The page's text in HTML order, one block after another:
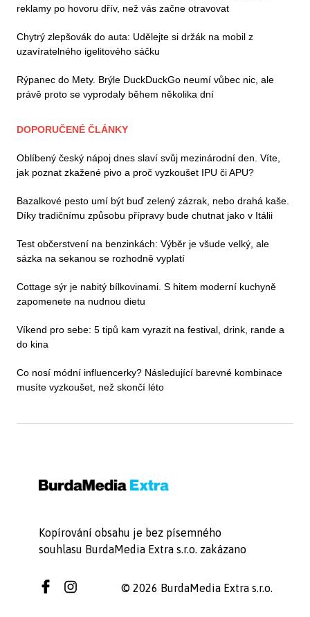
reklamy po hovoru dřív, než vás začne otravovat
Chytrý zlepšovák do auta: Udělejte si držák na mobil z
uzavíratelného igelitového sáčku
Rýpanec do Mety. Brýle DuckDuckGo neumí vůbec nic, ale
právě proto se vyprodaly během několika dní
DOPORUČENÉ ČLÁNKY
Oblíbený český nápoj dnes slaví svůj mezinárodní den. Víte,
jak poznat zkažené pivo a proč vyzkoušet IPU či APU?
Bazalkové pesto umí být buď zelený zázrak, nebo drahá kaše.
Díky tradičnímu způsobu přípravy bude chutnat jako v Itálii
Test občerstvení na benzinkách: Výběr je všude velký, ale
sázka na sekanou se rozhodně vyplatí
Cottage sýr je nabitý bílkovinami. S hitem moderní kuchyně
zapomenete na nudnou dietu
Víkend pro sebe: 5 tipů kam vyrazit na festival, drink, rande a
do kina
Co nosí módní influencerky? Následující barevné kombinace
musíte vyzkoušet, než skončí léto
Kopírování obsahu je bez písemného
souhlasu BurdaMedia Extra s.r.o. zakázano
© 2026 BurdaMedia Extra s.r.o.